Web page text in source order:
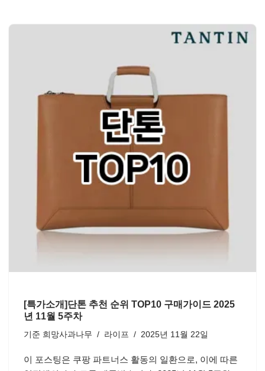
[특가소개]단톤 추천 순위 TOP10 구매가이드 2025
년 11월 5주차
기준 희망사과나무 라이프 2025년 11월 22일
이 포스팅은 쿠팡 파트너스 활동의 일환으로, 이에 따른